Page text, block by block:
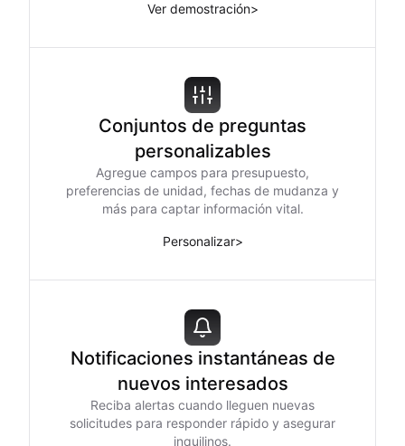
Ver demostración>
Conjuntos de preguntas
personalizables
Agregue campos para presupuesto,
preferencias de unidad, fechas de mudanza y
más para captar información vital.
Personalizar>
Notificaciones instantáneas de
nuevos interesados
Reciba alertas cuando lleguen nuevas
solicitudes para responder rápido y asegurar
inquilinos.